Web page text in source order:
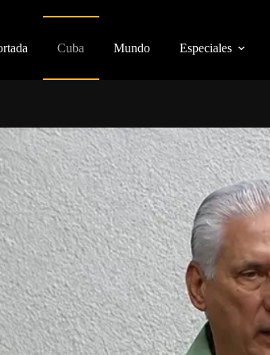
Cuba Mundo Especiales